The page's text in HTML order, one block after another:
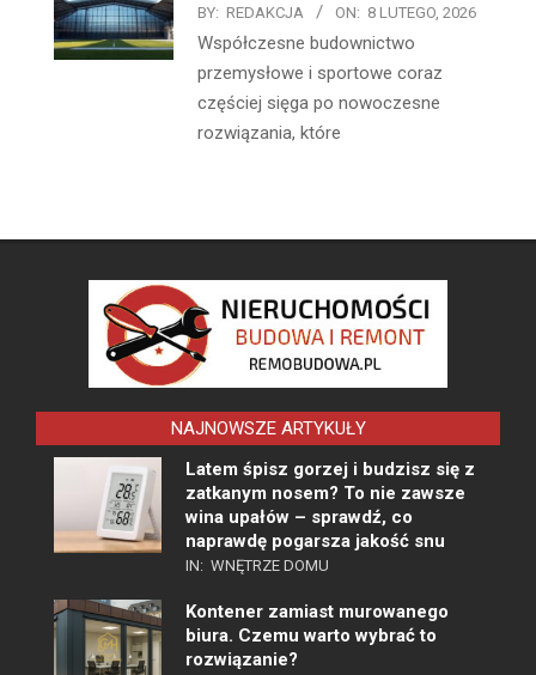
BY: REDAKCJA ON: 8 LUTEGO, 2026
Współczesne budownictwo
przemysłowe i sportowe coraz
częściej sięga po nowoczesne
rozwiązania, które
NAJNOWSZE ARTYKUŁY
Latem śpisz gorzej i budzisz się z
zatkanym nosem? To nie zawsze
wina upałów – sprawdź, co
naprawdę pogarsza jakość snu
IN: WNĘTRZE DOMU
Kontener zamiast murowanego
biura. Czemu warto wybrać to
rozwiązanie?